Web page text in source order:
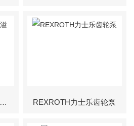
REXROTH力士乐安全溢流阀 REXROTH力士乐齿轮泵